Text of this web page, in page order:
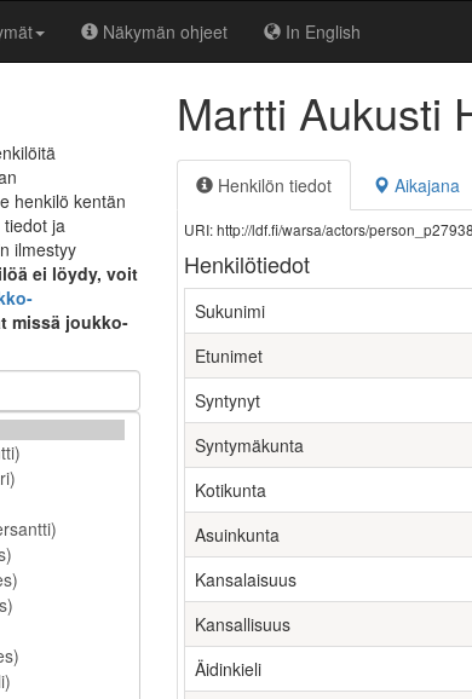
Näkymän ohjeet In English
henkilö kentän
tiedot ja
ilmestyy
ei löydy, voit
missä joukko-
Martti Aukusti
Henkilön tiedot Aikajana
URI: http://ldf.fi/warsa/actors/
Henkilötiedot
Sukunimi
Etunimet
Syntynyt
Syntymäkunta
Kotikunta
Asuinkunta
Kansalaisuus
Kansallisuus
Äidinkieli